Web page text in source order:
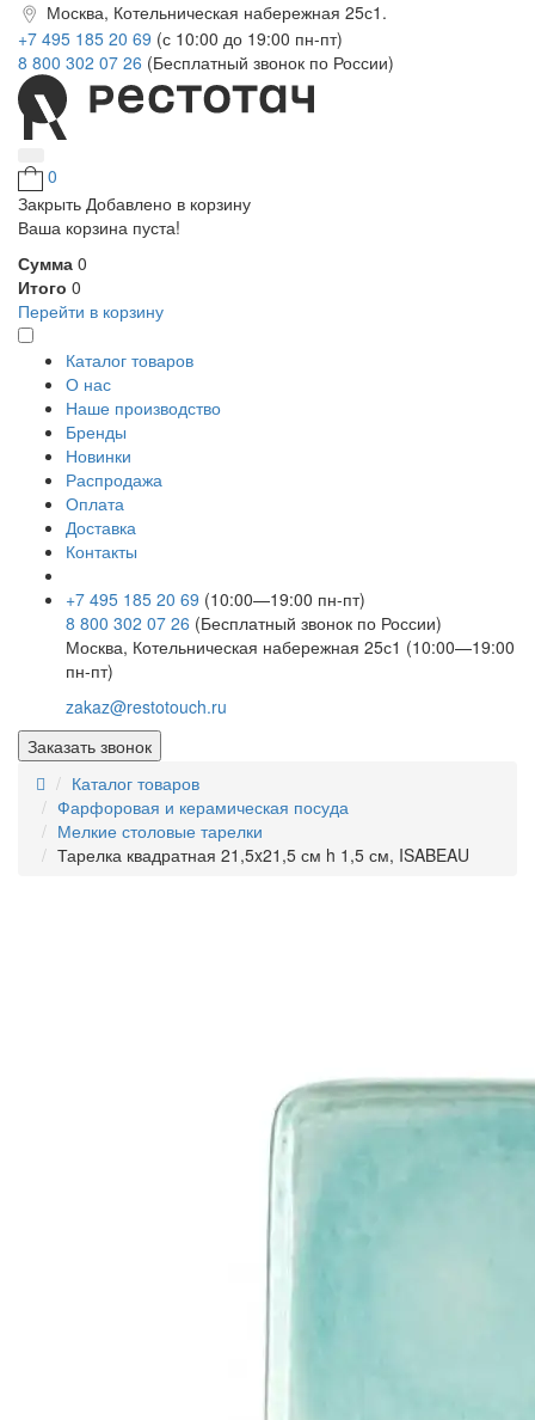
Москва, Котельническая набережная 25с1.
+7 495 185 20 69 (с 10:00 до 19:00 пн-пт)
8 800 302 07 26 (Бесплатный звонок по России)
0
Закрыть Добавлено в корзину
Ваша корзина пуста!
Сумма 0
Итого 0
Перейти в корзину
Каталог товаров
О нас
Наше производство
Бренды
Новинки
Распродажа
Оплата
Доставка
Контакты
+7 495 185 20 69 (10:00—19:00 пн-пт)
8 800 302 07 26 (Бесплатный звонок по России)
Москва, Котельническая набережная 25с1 (10:00—19:00
пн-пт)
zakaz@restotouch.ru
Заказать звонок
Каталог товаров
Фарфоровая и керамическая посуда
Мелкие столовые тарелки
Тарелка квадратная 21,5x21,5 см h 1,5 см, ISABEAU